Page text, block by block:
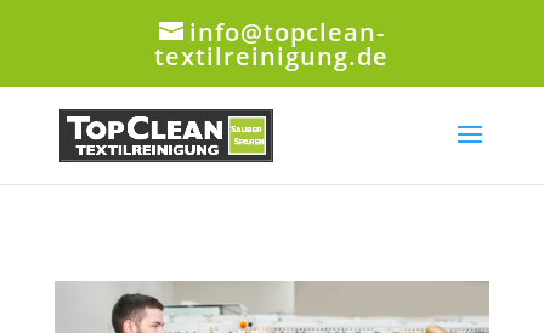
info@topclean-
textilreinigung.de